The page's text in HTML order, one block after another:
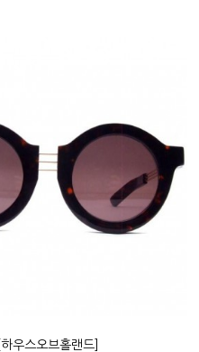
[하우스오브홀랜드]